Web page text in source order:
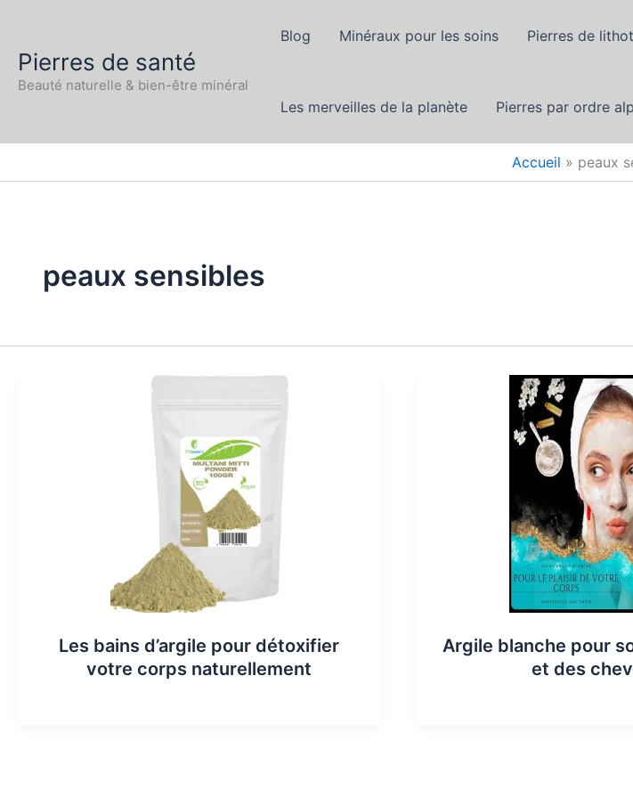
contenu
Pierres de santé
Beauté naturelle & bien-être minéral
Blog Minéraux pour les soins Pierres de
Les merveilles de la planète Pierres par ordre
Accueil peaux
peaux sensibles
Les bains d’argile pour détoxifier
votre corps naturellement
Argile blanche pour
et des